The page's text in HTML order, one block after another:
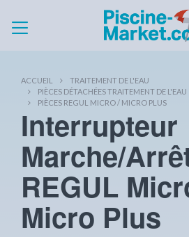
ACCUEIL
TRAITEMENT DE L'EAU
PIÈCES DÉTACHÉES TRAITEMENT DE L'EAU
PIÈCES REGUL MICRO / MICRO PLUS
Interrupteur
Marche/
REGUL
Micro Plus